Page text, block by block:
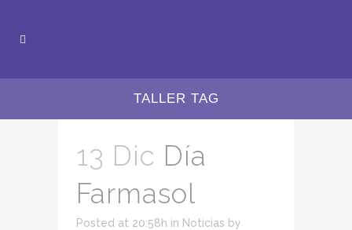
TALLER TAG
13 Dic Día
Farmasol
Posted at 20:58h in Noticias by